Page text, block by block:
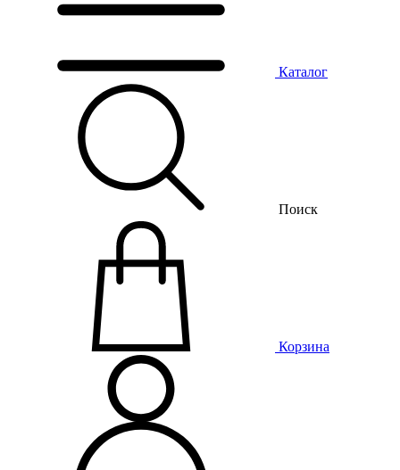
Каталог
Поиск
Корзина